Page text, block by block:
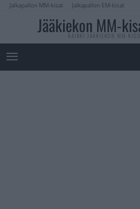
Jalkapallon MM-kisat Jalkapallon EM-kisat
Jääkiekon MM-
KAIKKI JÄÄKIEKON MM-